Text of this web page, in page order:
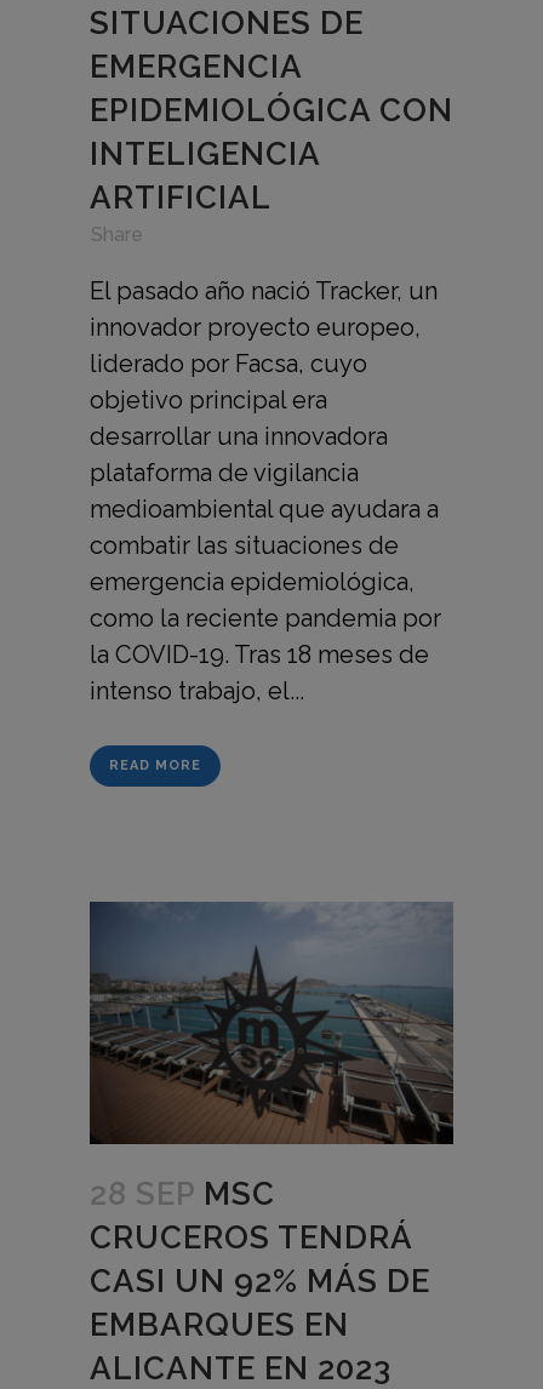
SITUACIONES DE
EMERGENCIA
EPIDEMIOLÓGICA CON
INTELIGENCIA
ARTIFICIAL
Share
El pasado año nació Tracker, un
innovador proyecto europeo,
liderado por Facsa, cuyo
objetivo principal era
desarrollar una innovadora
plataforma de vigilancia
medioambiental que ayudara a
combatir las situaciones de
emergencia epidemiológica,
como la reciente pandemia por
la COVID-19. Tras 18 meses de
intenso trabajo, el...
READ MORE
28 SEP MSC
CRUCEROS TENDRÁ
CASI UN 92% MÁS DE
EMBARQUES EN
ALICANTE EN 2023